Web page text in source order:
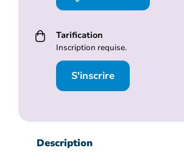
Tarification
Inscription requise.
S'inscrire
Description